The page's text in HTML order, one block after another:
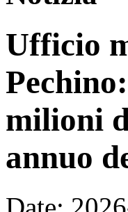
Ufficio
milioni
annuo